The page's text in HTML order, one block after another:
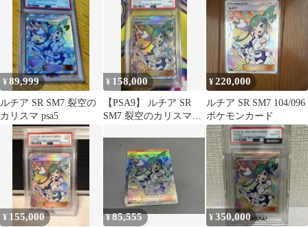
¥89,999
ルチア SR SM7 裂空の
カリスマ psa5
¥ 158,000
【PSA9】 ルチア SR
SM7 裂空のカリスマ
¥220,000
ルチア SR SM7 104/096
ポケモンカード
¥ 155,000 ¥85,555 ¥350,000